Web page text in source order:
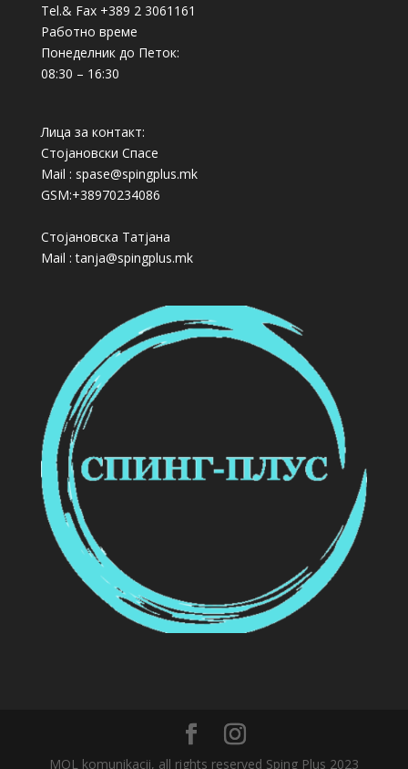
Tel.& Fax +389 2 3061161
Работно време
Понеделник до Петок:
08:30 – 16:30
Лица за контакт:
Стојановски Спасе
Mail : spase@spingplus.mk
GSM:+38970234086
Стојановска Татјана
Mail : tanja@spingplus.mk
MOL komunikacii, all rights reserved Sping Plus 2023